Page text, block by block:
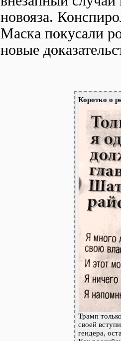
новояза.
Маска покусали
новые
Коротко о
Трамп
своей
гендера,